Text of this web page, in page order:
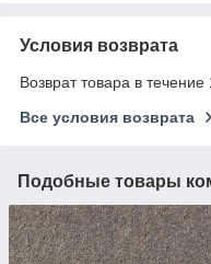
Условия возврата
Возврат товара в
Все условия возврата
Подобные товары